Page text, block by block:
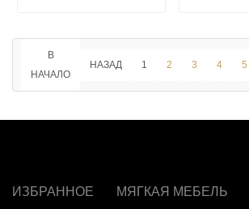
В
НАЧАЛО
НАЗАД 1 2 3 4 5
ИЗБРАННОЕ МЯГКАЯ МЕБЕЛЬ